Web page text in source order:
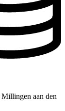
aan den